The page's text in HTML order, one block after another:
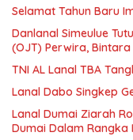
Selamat Tahun Baru
Danlanal Simeulue
(OJT) Perwira,
TNI AL Lanal TBA
Lanal Dabo Singkep
Lanal Dumai Ziarah
Dumai Dalam Rangka